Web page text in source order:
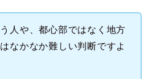
人や、都心部ではなく地方
なかなか難しい判断ですよ